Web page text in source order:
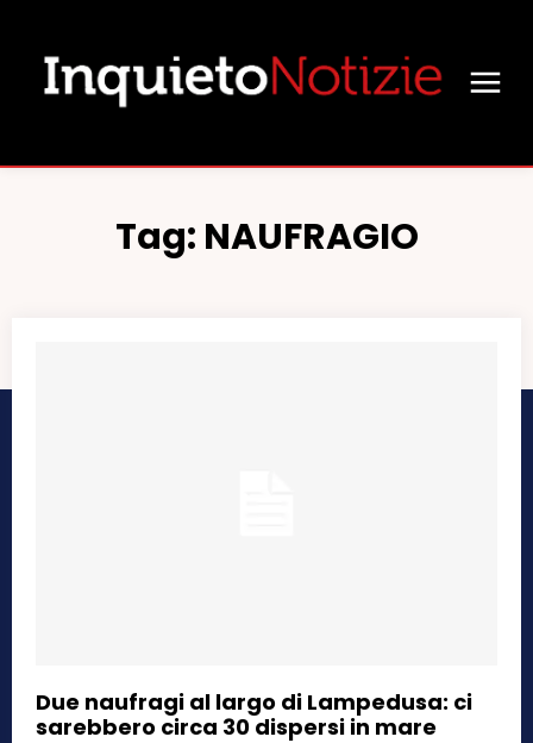
Tag: NAUFRAGIO
Due naufragi al largo di Lampedusa: ci
sarebbero circa 30 dispersi in mare